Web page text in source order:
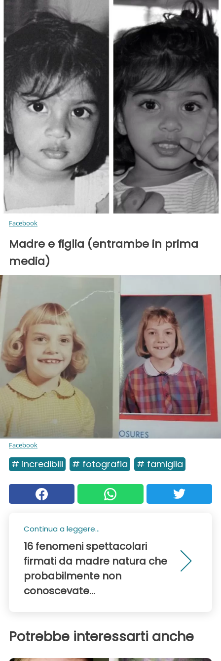
Facebook
Madre e figlia (entrambe in prima
media)
Facebook
# incredibili # fotografia # famiglia
Continua a leggere...
16 fenomeni spettacolari
firmati da madre natura che
probabilmente non
conoscevate...
Potrebbe interessarti anche